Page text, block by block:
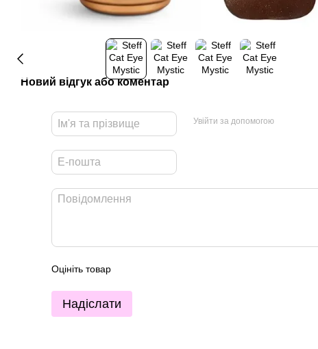
Новий відгук або коментар
Увійти за допомогою
Оцініть товар
Надіслати